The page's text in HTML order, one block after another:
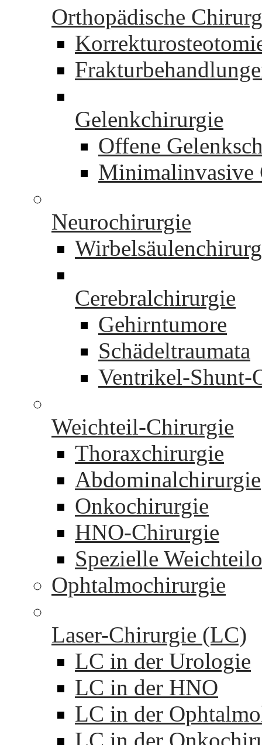
Orthopädische
Gelenkchirurgie
Offene
Minimalinvasive
Neurochirurgie
Cerebralchirurgie
Gehirntumore
Schädeltraumata
Ventrikel-Shunt-
Weichteil-Chirurgie
Thoraxchirurgie
Abdominalchirurgie
Onkochirurgie
HNO-Chirurgie
Spezielle
Ophtalmochirurgie
Laser-Chirurgie (LC)
LC in der Urologie
LC in der HNO
LC in der
LC in der